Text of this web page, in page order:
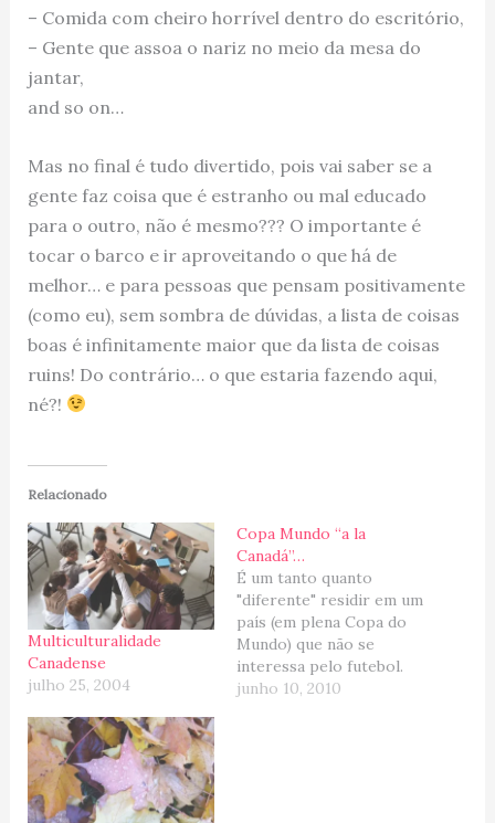
– Comida com cheiro horrível dentro do escritório,
– Gente que assoa o nariz no meio da mesa do
jantar,
and so on…
Mas no final é tudo divertido, pois vai saber se a
gente faz coisa que é estranho ou mal educado
para o outro, não é mesmo??? O importante é
tocar o barco e ir aproveitando o que há de
melhor… e para pessoas que pensam positivamente
(como eu), sem sombra de dúvidas, a lista de coisas
boas é infinitamente maior que da lista de coisas
ruins! Do contrário… o que estaria fazendo aqui,
né?!
Relacionado
Multiculturalidade
Canadense
julho 25, 2004
Copa Mundo “a la
Canadá”…
É um tanto quanto
"diferente" residir em um
país (em plena Copa do
Mundo) que não se
interessa pelo futebol.
Ok, ok, ok... não é bem
junho 10, 2010